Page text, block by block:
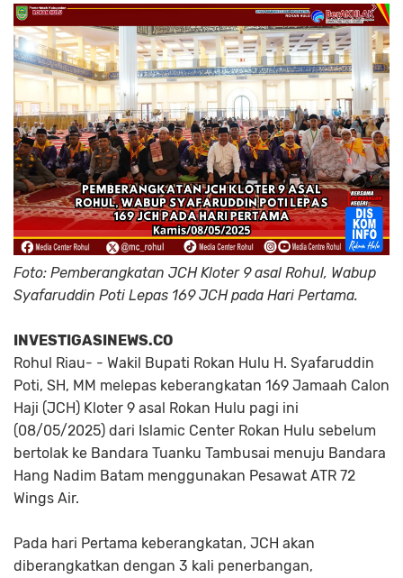
Foto: Pemberangkatan JCH Kloter 9 asal Rohul, Wabup
Syafaruddin Poti Lepas 169 JCH pada Hari Pertama.
INVESTIGASINEWS.CO
Rohul Riau- - Wakil Bupati Rokan Hulu H. Syafaruddin
Poti, SH, MM melepas keberangkatan 169 Jamaah Calon
Haji (JCH) Kloter 9 asal Rokan Hulu pagi ini
(08/05/2025) dari Islamic Center Rokan Hulu sebelum
bertolak ke Bandara Tuanku Tambusai menuju Bandara
Hang Nadim Batam menggunakan Pesawat ATR 72
Wings Air.
Pada hari Pertama keberangkatan, JCH akan
diberangkatkan dengan 3 kali penerbangan,